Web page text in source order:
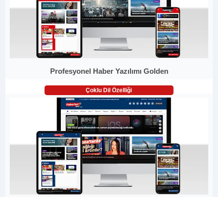
Profesyonel Haber Yazılımı Golden
Çoklu Dil Özelliği